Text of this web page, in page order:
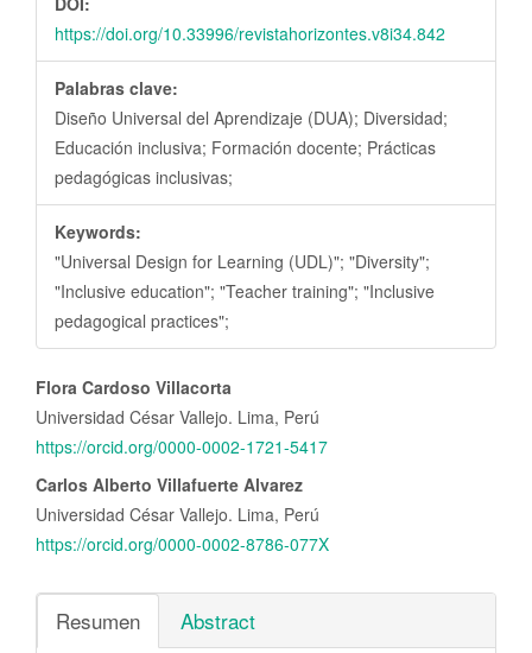
https://doi.org/10.33996/revistahorizontes.v8i34.842
Palabras clave:
Diseño Universal del Aprendizaje (DUA); Diversidad;
Educación inclusiva; Formación docente; Prácticas
pedagógicas inclusivas;
Keywords:
"Universal Design for Learning (UDL)"; "Diversity";
"Inclusive education"; "Teacher training"; "Inclusive
pedagogical practices";
Contenido
principal
del
artículo
Flora Cardoso Villacorta
Universidad César Vallejo. Lima, Perú
https://orcid.org/0000-0002-1721-5417
Carlos Alberto Villafuerte Alvarez
Universidad César Vallejo. Lima, Perú
https://orcid.org/0000-0002-8786-077X
Resumen Abstract